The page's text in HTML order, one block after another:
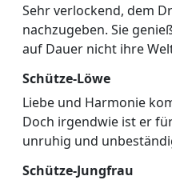
Sehr verlockend, dem
nachzugeben. Sie
auf Dauer nicht ihre
Schütze-Löwe
Liebe und Harmonie
Doch irgendwie ist er
unruhig und
Schütze-Jungfrau